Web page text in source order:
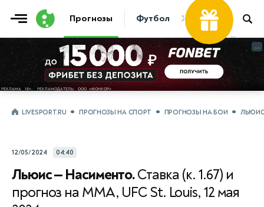
Прогнозы Футбол Хоккей Теннис
Фрибет
...
...
LIVESPORT.RU ПРОГНОЗЫ НА СПОРТ ПРОГНОЗЫ НА БОИ
12/05/2024 04:40
Льюис — Насименто.Ставка (к. 1.67) и
прогноз на ММА, UFC St. Louis, 12 мая